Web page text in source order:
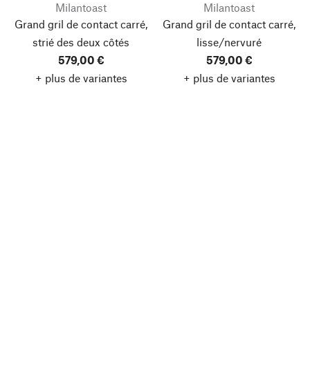
Milantoast
Grand gril de contact carré,
strié des deux côtés
579,00 €
+ plus de variantes
Milantoast
Grand gril de contact carré,
lisse/nervuré
579,00 €
+ plus de variantes